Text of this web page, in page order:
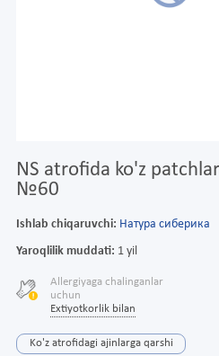
NS atrofida ko'z
№60
Ishlab chiqaruvchi: Натура сиберика
Yaroqlilik muddati: 1 yil
Allergiyaga chalinganlar
uchun
Extiyotkorlik bilan
Ko'z atrofidagi ajinlarga qarshi